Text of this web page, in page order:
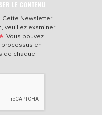
LE CONTENU
Cette Newsletter
veuillez examiner
. Vous pouvez
en
de chaque